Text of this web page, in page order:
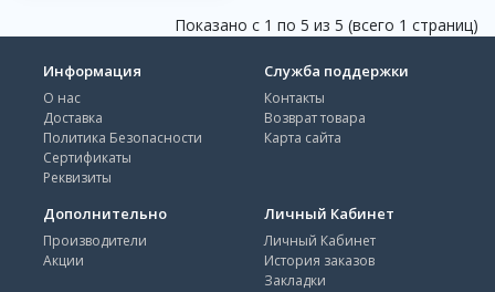
Показано с 1 по 5 из 5 (всего 1 страниц)
Информация
О нас
Доставка
Политика Безопасности
Сертификаты
Реквизиты
Служба поддержки
Контакты
Возврат товара
Карта сайта
Дополнительно
Производители
Акции
Личный Кабинет
Личный Кабинет
История заказов
Закладки